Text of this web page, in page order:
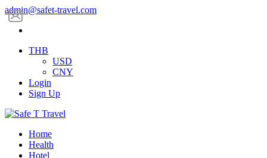
admin@safet-travel.com
THB
USD
CNY
Login
Sign Up
Home
Health
Hotel